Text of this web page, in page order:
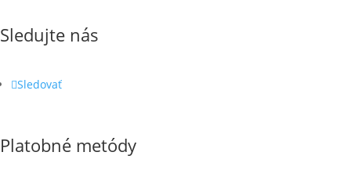
Sledujte nás
Sledovať
Platobné metódy